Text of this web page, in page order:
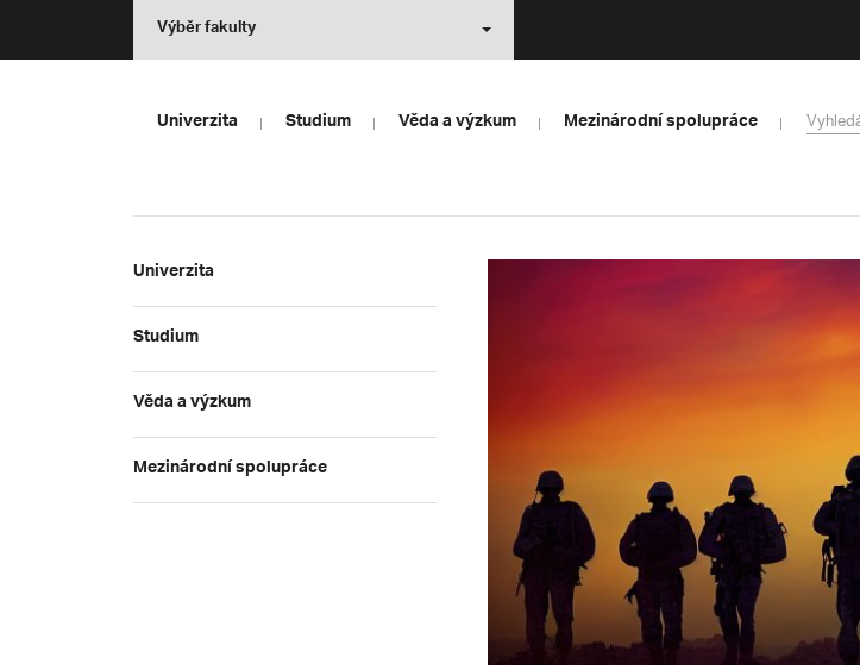
Výběr fakulty
Univerzita Studium Věda a výzkum Mezinárodní spolupráce
Univerzita
Studium
Věda a výzkum
Mezinárodní spolupráce